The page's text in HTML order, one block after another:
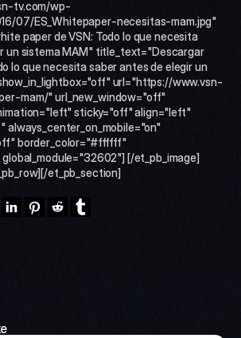
tv.com/wp-
07/ES_Whitepaper-necesitas-mam.jpg"
paper de VSN: Todo lo que necesita
un sistema MAM" title_text="Descargar
lo que necesita saber antes de elegir un
url="https://www.vsn-
mam/" url_new_window="off"
sticky="off" align="left"
border_color="#ffffff"
[/et_pb_image]
et_pb_section]